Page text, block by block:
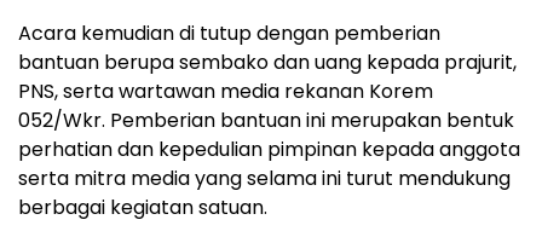
Acara kemudian di tutup dengan pemberian
bantuan berupa sembako dan uang kepada prajurit,
PNS, serta wartawan media rekanan Korem
052/Wkr. Pemberian bantuan ini merupakan bentuk
perhatian dan kepedulian pimpinan kepada anggota
serta mitra media yang selama ini turut mendukung
berbagai kegiatan satuan.